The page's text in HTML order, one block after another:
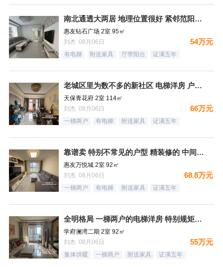
南北通透大两居 地理位置很好 紧邻范阳路 出门钻石广场 生
惠友钻石广场 2室 95㎡
刘杰 08月06日
54万元
有电梯 附送家具 厅带阳台 证满五年
老城区里为数不多的新社区 电梯洋房 户型方正
天保青花府 2室 114㎡
刘杰 08月06日
66万元
一梯两户 有电梯 附送家具 证满五年
靠谱卖 特别不常见的户型 精装修的 中间楼层 卫生间带窗户
惠友万悦城 2室 92㎡
刘杰 08月06日
68.8万元
一梯两户 有电梯 附送家具 证满五年
全明格局 一梯两户的电梯洋房 特别规矩的一个小区 集中供暖
学府澜湾二期 2室 92㎡
刘杰 08月06日
55万元
集体供暖 一梯两户 附送家具 证满五年